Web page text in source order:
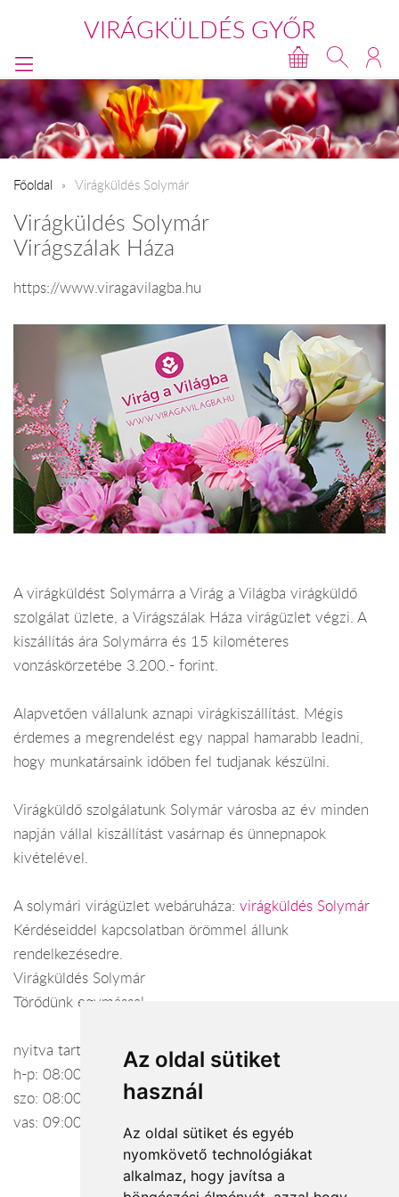
Az oldal sütiket
használ
Az oldal sütiket és egyéb
nyomkövető technológiákat
alkalmaz, hogy javítsa a
VIRÁGKÜLDÉS GYŐR
Főoldal Virágküldés Solymár
Virágküldés Solymár
Virágszálak Háza
https://www.viragavilagba.hu
A virágküldést Solymárra a Virág a Világba virágküldő
szolgálat üzlete, a Virágszálak Háza virágüzlet végzi. A
kiszállítás ára Solymárra és 15 kilométeres
vonzáskörzetébe 3.200.- forint.
Alapvetően vállalunk aznapi virágkiszállítást. Mégis
érdemes a megrendelést egy nappal hamarabb leadni,
hogy munkatársaink időben fel tudjanak készülni.
Virágküldő szolgálatunk Solymár városba az év minden
napján vállal kiszállítást vasárnap és ünnepnapok
kivételével.
A solymári virágüzlet webáruháza: virágküldés Solymár
Kérdéseiddel kapcsolatban örömmel állunk
rendelkezésedre.
Virágküldés Solymár
Törődünk egymással
nyitva tartás:
h-p: 08:00-20:00
szo: 08:00-20:00
vas: 09:00-16:00